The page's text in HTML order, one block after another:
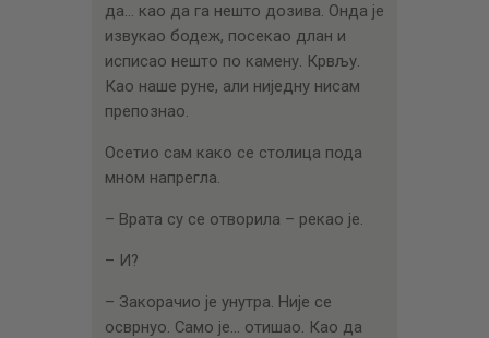
да… као да га нешто дозива. Онда је
извукао бодеж, посекао длан и
исписао нешто по камену. Крвљу.
Као наше руне, али ниједну нисам
препознао.
Осетио сам како се столица пода
мном напрегла.
– Врата су се отворила – рекао је.
– И?
– Закорачио је унутра. Није се
осврнуо. Само је… отишао. Као да